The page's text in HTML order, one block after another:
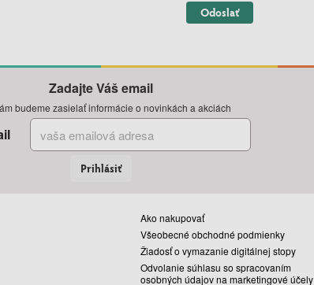
Odoslať
Zadajte Váš email
budeme zasielať informácie o novinkách a akciách
Prihlásiť
Ako nakupovať
Všeobecné obchodné podmienky
Žiadosť o vymazanie digitálnej stopy
Odvolanie súhlasu so spracovaním
osobných údajov na marketingové účely